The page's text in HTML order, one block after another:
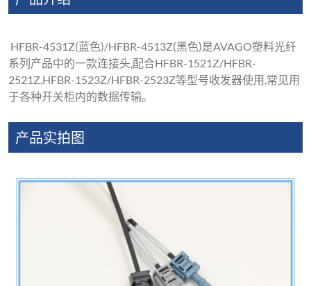
HFBR-4531Z(蓝色)/HFBR-4513Z(黑色)是AVAGO塑料光纤
系列产品中的一款连接头,配合HFBR-1521Z/HFBR-
2521Z,HFBR-1523Z/HFBR-2523Z等型号收发器使用,常见用
于各种开关柜内的数据传输。
产品实拍图